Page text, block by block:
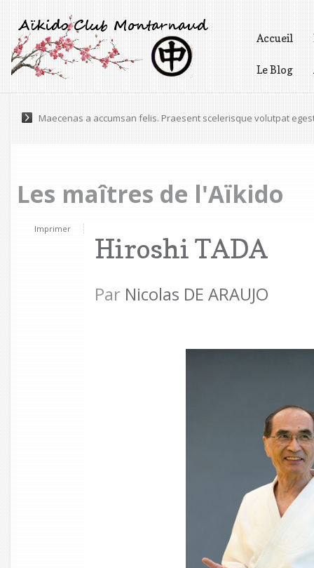
Accueil
Le Blog
Lorem ipsum dolor sit amet, consectetur adipiscing elit.
Les maîtres de l'Aïkido
Imprimer
Hiroshi TADA
Par Nicolas DE ARAUJO